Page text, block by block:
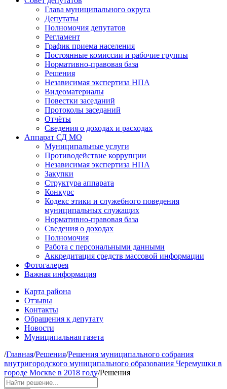
Глава муниципального округа
Депутаты
Полномочия депутатов
Регламент
График приема населения
Постоянные комиссии и рабочие группы
Нормативно-правовая база
Решения
Независимая экспертиза НПА
Видеоматериалы
Повестки заседаний
Протоколы заседаний
Отчёты
Сведения о доходах и расходах
Аппарат СД МО
Муниципальные услуги
Противодействие коррупции
Независимая экспертиза НПА
Закупки
Структура аппарата
Конкурс
Кодекс этики и служебного поведения
муниципальных служащих
Нормативно-правовая база
Сведения о доходах
Полномочия
Работа с персональными данными
Аккредитация средств массовой информации
Фотогалерея
Важная информация
Карта района
Отзывы
Контакты
Обращения к депутату
Новости
Муниципальная газета
/Главная/Решения/Решения муниципального собрания
внутригородского муниципального образования Черемушки в
городе Москве в 2018 году/Решения